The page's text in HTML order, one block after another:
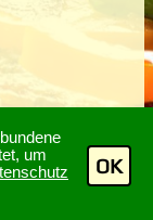
um
OK